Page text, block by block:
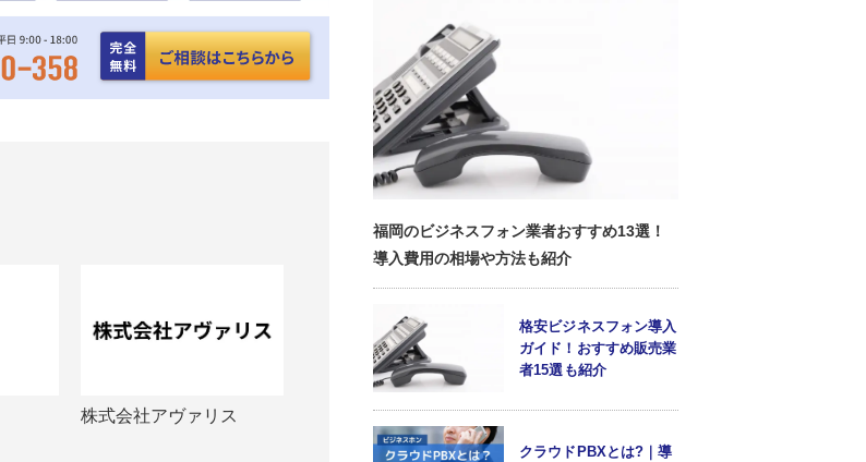
株式会社アヴァリス
福岡のビジネスフォン業者おすすめ13選！
導入費用の相場や方法も紹介
格安ビジネスフォン導入
ガイド！おすすめ販売業
者15選も紹介
クラウドPBXとは?｜導